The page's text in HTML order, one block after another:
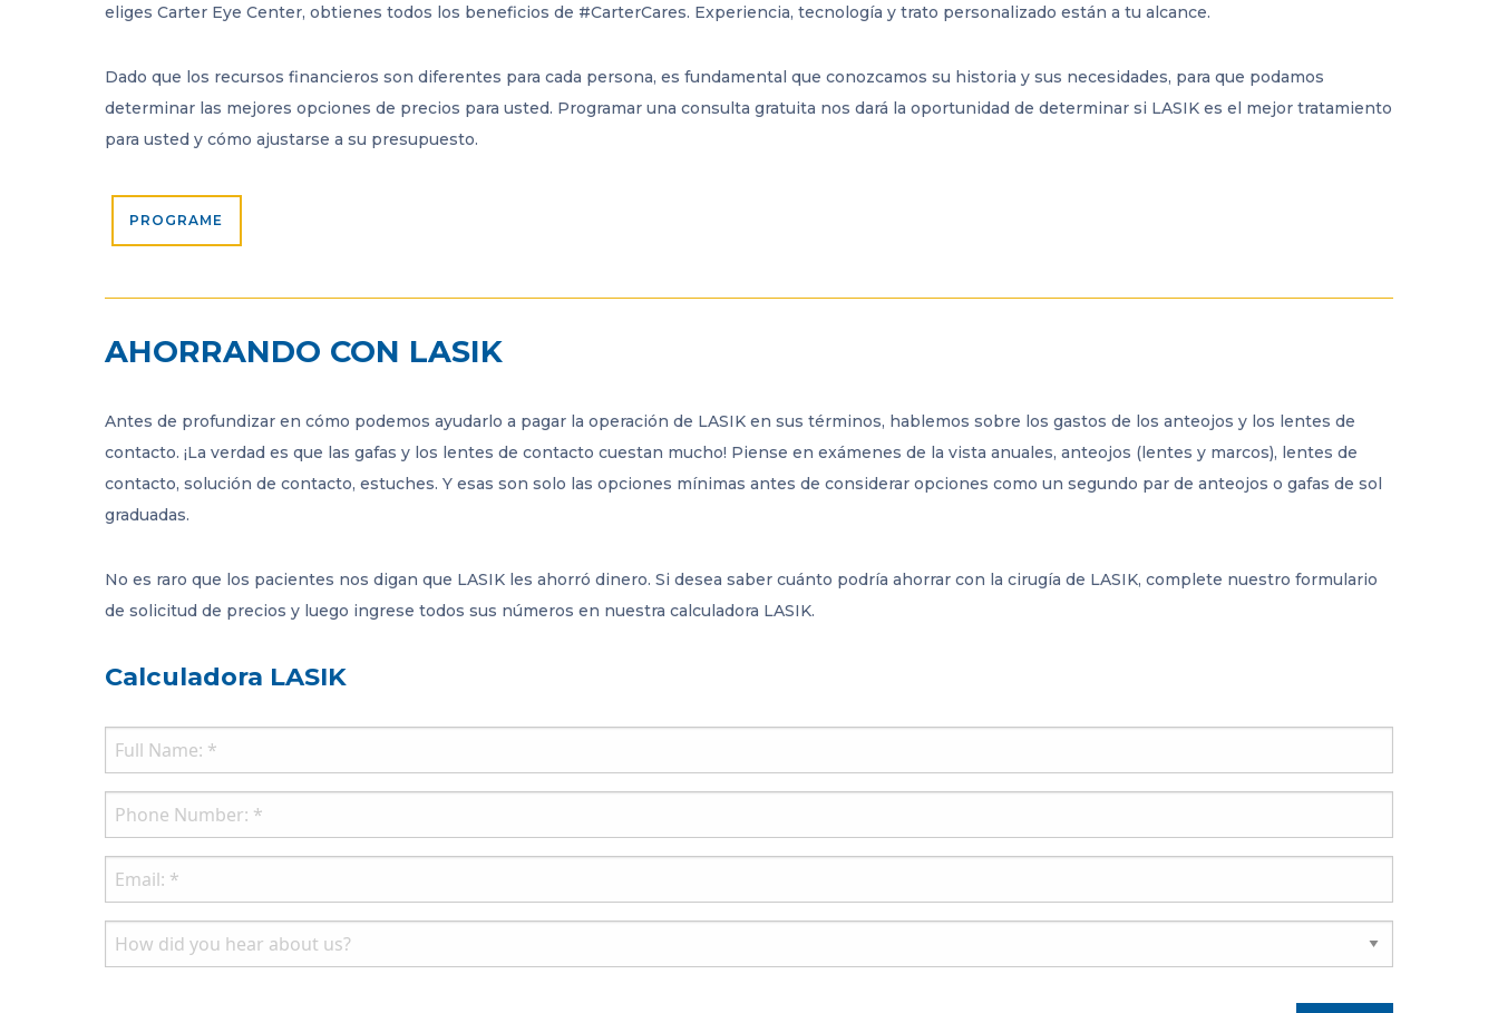
eliges Carter Eye Center, obtienes todos los beneficios de #CarterCares. Experiencia, tecnología y trato personalizado están a tu alcance.
Dado que los recursos financieros son diferentes para cada persona, es fundamental que conozcamos su historia y sus necesidades, para que podamos
determinar las mejores opciones de precios para usted. Programar una consulta gratuita nos dará la oportunidad de determinar si LASIK es el mejor tratamiento
para usted y cómo ajustarse a su presupuesto.
PROGRAME
AHORRANDO CON LASIK
Antes de profundizar en cómo podemos ayudarlo a pagar la operación de LASIK en sus términos, hablemos sobre los gastos de los anteojos y los lentes de
contacto. ¡La verdad es que las gafas y los lentes de contacto cuestan mucho! Piense en exámenes de la vista anuales, anteojos (lentes y marcos), lentes de
contacto, solución de contacto, estuches. Y esas son solo las opciones mínimas antes de considerar opciones como un segundo par de anteojos o gafas de sol
graduadas.
No es raro que los pacientes nos digan que LASIK les ahorró dinero. Si desea saber cuánto podría ahorrar con la cirugía de LASIK, complete nuestro formulario
de solicitud de precios y luego ingrese todos sus números en nuestra calculadora LASIK.
Calculadora LASIK